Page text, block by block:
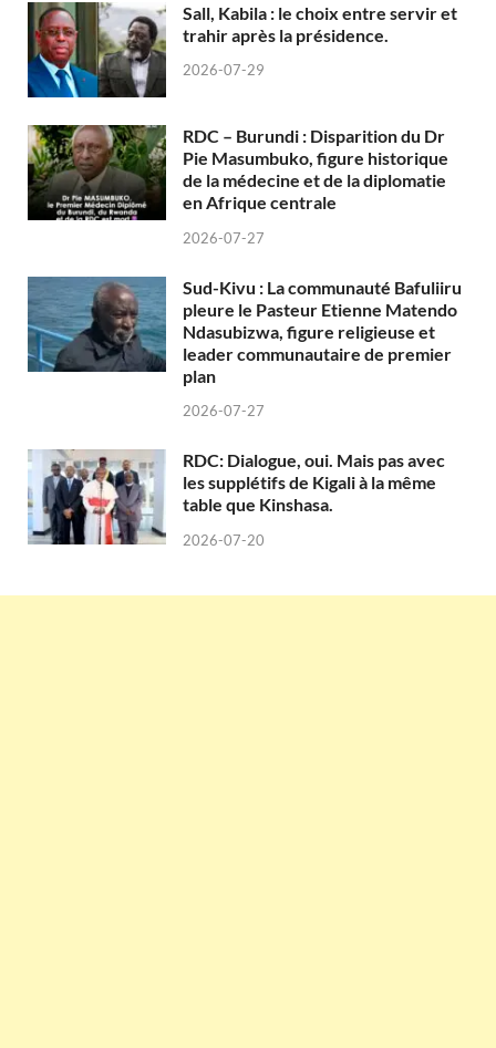
Sall, Kabila : le choix entre servir et
trahir après la présidence.
2026-07-29
RDC – Burundi : Disparition du Dr
Pie Masumbuko, figure historique
de la médecine et de la diplomatie
en Afrique centrale
2026-07-27
Sud-Kivu : La communauté Bafuliiru
pleure le Pasteur Etienne Matendo
Ndasubizwa, figure religieuse et
leader communautaire de premier
plan
2026-07-27
RDC: Dialogue, oui. Mais pas avec
les supplétifs de Kigali à la même
table que Kinshasa.
2026-07-20